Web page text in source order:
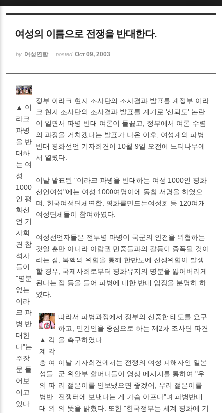
여성의 이름으로 전쟁을 반대한다.
by 여성연합 posted Oct 09, 2003
▲ 이
라크
파병
을 반
대하
는 여
성
1000
인 평
화선
언 기
자회
견 참
석자
들이
"명분
없는
이라
크 파
병 반
대한
다"는
주장
문 들
어보
이고
있다.
정부 이라크 현지 조사단의 조사결과 발표를 계정부 이라
크 현지 조사단의 조사결과 발표를 계기로 '신뢰도' 논란
이 일면서 파병 반대 여론이 들끓고, 정부에서 여론 수렴
의 과정을 거치겠다는 발표가 나온 이후, 여성계의 파병
반대 평화선언 기자회견이 10월 9일 오전에 느티나무에
서 열렸다.
이날 발표된 "이라크 파병을 반대하는 여성 1000인 평화
선언여성"에는 여성 1000여명이에 동참 서명을 하였으
며, 한국여성단체연합, 평화를만드는여성회 등 120여개
여성단체들이 참여하였다.
여성선언자들은 전투병 파병이 국군의 안전을 위협하는
것일 뿐만 아니라 아랍권 민중들과의 갈등이 증폭될 것이
라는 점, 북핵의 위협을 통해 한반도에 전쟁위협이 발생
할 경우, 국제사회로부터 평화유지의 명분을 잃어버리게
된다는 점 등을 들어 파병에 대한 반대 입장을 분명히 하
였다.
▲ 각
계 각
층 여
성들
의 파
병반
대 외
따라서 파병과정에서 정부의 신중한 태도를 요구
하고, 민간인을 중심으로 하는 제2차 조사단 파견
을 촉구하였다.
이날 기자회견에서는 전쟁의 여성 피해자인 일본
군 위안부 할머니들이 영상 메시지를 통하여 "우
리 젊은이를 안보냈으면 좋겠어, 우리 젊은이를
전쟁터에 보낸다는 게 가슴 아프다"며 파병반대
의 뜻을 밝혔다. 또한 "한국정부는 세계 평화에 기
Sketchbook5, 스케치북5
Sketchbook5, 스케치북5